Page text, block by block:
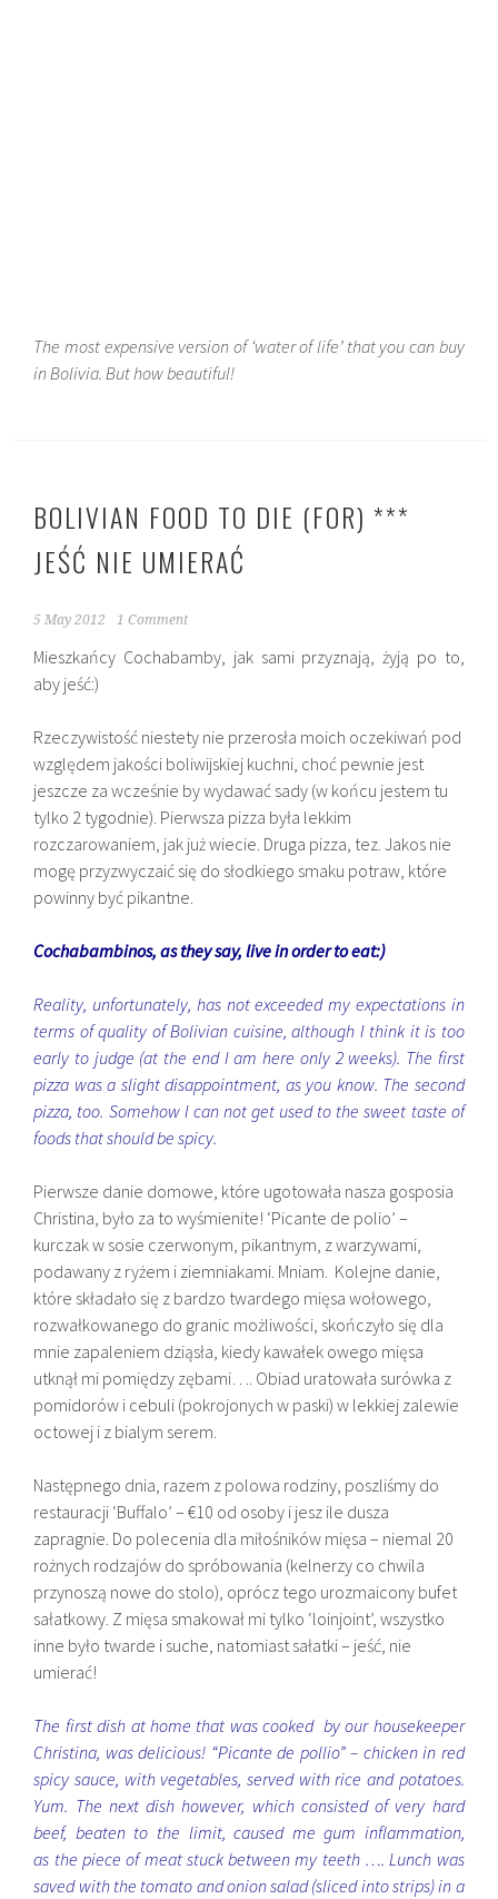
The most expensive version of ‘water of life’ that you can buy
in Bolivia. But how beautiful!
BOLIVIAN FOOD TO DIE (FOR) ***
JEŚĆ NIE UMIERAĆ
5 May 2012 1 Comment
Mieszkańcy Cochabamby, jak sami przyznają, żyją po to,
aby jeść:)
Rzeczywistość niestety nie przerosła moich oczekiwań pod
względem jakości boliwijskiej kuchni, choć pewnie jest
jeszcze za wcześnie by wydawać sady (w końcu jestem tu
tylko 2 tygodnie). Pierwsza pizza była lekkim
rozczarowaniem, jak już wiecie. Druga pizza, tez. Jakos nie
mogę przyzwyczaić się do słodkiego smaku potraw, które
powinny być pikantne.
Cochabambinos, as they say, live in order to eat:)
Reality, unfortunately, has not exceeded my expectations in
terms of quality of Bolivian cuisine, although I think it is too
early to judge (at the end I am here only 2 weeks). The first
pizza was a slight disappointment, as you know. The second
pizza, too. Somehow I can not get used to the sweet taste of
foods that should be spicy.
Pierwsze danie domowe, które ugotowała nasza gosposia
Christina, było za to wyśmienite! ‘Picante de polio’ –
kurczak w sosie czerwonym, pikantnym, z warzywami,
podawany z ryżem i ziemniakami. Mniam. Kolejne danie,
które składało się z bardzo twardego mięsa wołowego,
rozwałkowanego do granic możliwości, skończyło się dla
mnie zapaleniem dziąsła, kiedy kawałek owego mięsa
utknął mi pomiędzy zębami…. Obiad uratowała surówka z
pomidorów i cebuli (pokrojonych w paski) w lekkiej zalewie
octowej i z bialym serem.
Następnego dnia, razem z polowa rodziny, poszliśmy do
restauracji ‘Buffalo’ –€10 od osoby i jesz ile dusza
zapragnie. Do polecenia dla miłośników mięsa – niemal 20
rożnych rodzajów do spróbowania (kelnerzy co chwila
przynoszą nowe do stolo), oprócz tego urozmaicony bufet
sałatkowy. Z mięsa smakował mi tylko ‘loinjoint’, wszystko
inne było twarde i suche, natomiast sałatki – jeść, nie
umierać!
The first dish at home that was cooked by our housekeeper
Christina, was delicious! “Picante de pollio” – chicken in red
spicy sauce, with vegetables, served with rice and potatoes.
Yum. The next dish however, which consisted of very hard
beef, beaten to the limit, caused me gum inflammation,
as the piece of meat stuck between my teeth …. Lunch was
saved with the tomato and onion salad (sliced into strips) in a